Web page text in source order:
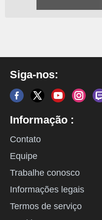
Siga-nos:
Informação :
Contato
Equipe
Trabalhe conosco
Informações legais
Termos de serviço